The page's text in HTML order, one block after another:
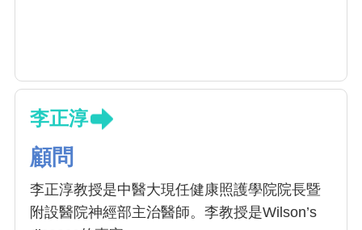
李正淳
顧問
李正淳教授是中醫大現任健康照護學院院長暨
附設醫院神經部主治醫師。李教授是Wilson’s